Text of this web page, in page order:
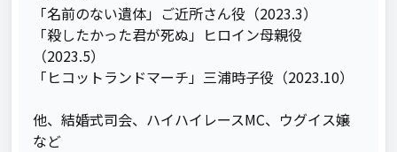
「名前のない遺体」ご近所さん役（2023.3）
「殺したかった君が死ぬ」ヒロイン母親役
（2023.5）
「ヒコットランドマーチ」三浦時子役（2023.10）
他、結婚式司会、ハイハイレースMC、ウグイス嬢
など